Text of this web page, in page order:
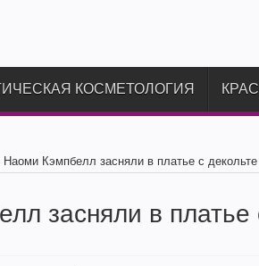
КОСМЕТОЛОГИЯ
Кэмпбелл засняли в платье с декольте
засняли в платье